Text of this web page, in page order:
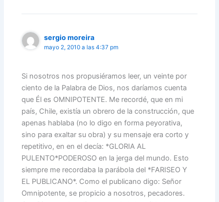
sergio moreira
mayo 2, 2010 a las 4:37 pm
Si nosotros nos propusiéramos leer, un veinte por
ciento de la Palabra de Dios, nos daríamos cuenta
que Él es OMNIPOTENTE. Me recordé, que en mi
país, Chile, existía un obrero de la construcción, que
apenas hablaba (no lo digo en forma peyorativa,
sino para exaltar su obra) y su mensaje era corto y
repetitivo, en en el decía: *GLORIA AL
PULENTO*PODEROSO en la jerga del mundo. Esto
siempre me recordaba la parábola del *FARISEO Y
EL PUBLICANO*. Como el publicano digo: Señor
Omnipotente, se propicio a nosotros, pecadores.